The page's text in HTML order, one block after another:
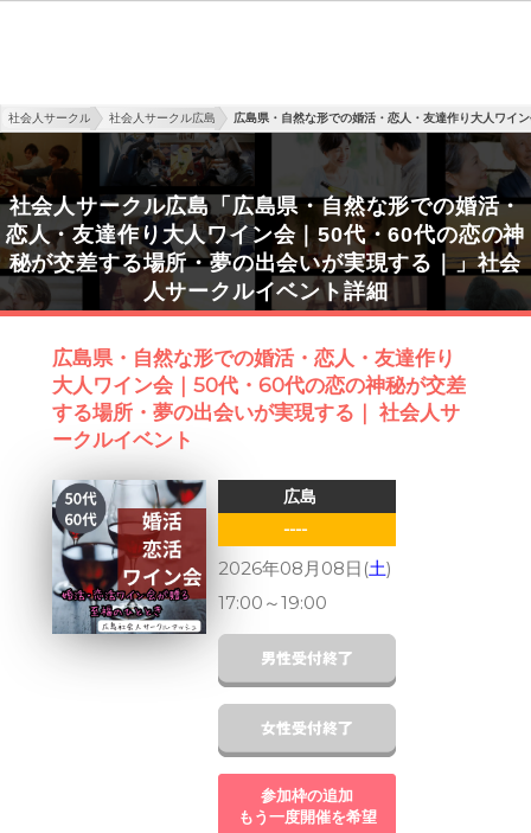
社会人サークル 社会人サークル広島 広島県・自然な形での婚活・恋人・友達作り大人ワイ
社会人サークル広島「広島県・自然な形での婚活・
恋人・友達作り大人ワイン会｜50代・60代の恋の神
秘が交差する場所・夢の出会いが実現する｜」社会
人サークルイベント詳細
広島県・自然な形での婚活・恋人・友達作り
大人ワイン会｜50代・60代の恋の神秘が交差
する場所・夢の出会いが実現する｜ 社会人サ
ークルイベント
広島
----
2026年08月08日(土)
17:00 ～19:00
参加枠の追加
もう一度開催を希望